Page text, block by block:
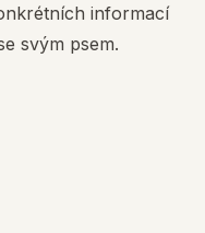
informací
svým psem.